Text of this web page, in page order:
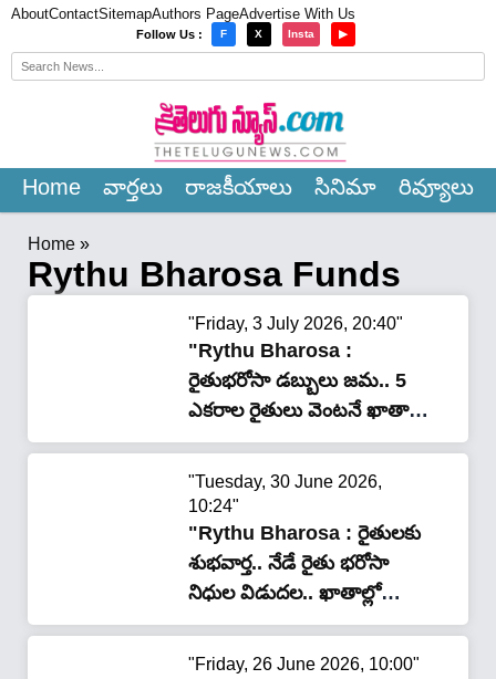
AboutContactSitemapAuthors PageAdvertise With Us
Follow Us : F X Insta ▶
Home వార్త‌లు రాజ‌కీయాలు సినిమా రివ్యూలు
Home »
Rythu Bharosa Funds
"Friday, 3 July 2026, 20:40"
"Rythu Bharosa :
రైతుభరోసా డబ్బులు జమ.. 5
ఎకరాల రైతులు వెంటనే ఖాతా
చెక్ చేసుకోండి!"
"Tuesday, 30 June 2026,
10:24"
"Rythu Bharosa : రైతులకు
శుభవార్త.. నేడే రైతు భరోసా
నిధుల విడుదల.. ఖాతాల్లో
డబ్బుల జమ!"
"Friday, 26 June 2026, 10:00"